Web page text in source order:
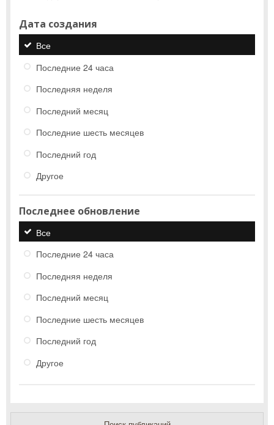
Дата создания
Все
Последние 24 часа
Последняя неделя
Последний месяц
Последние шесть месяцев
Последний год
Другое
Последнее обновление
Все
Последние 24 часа
Последняя неделя
Последний месяц
Последние шесть месяцев
Последний год
Другое